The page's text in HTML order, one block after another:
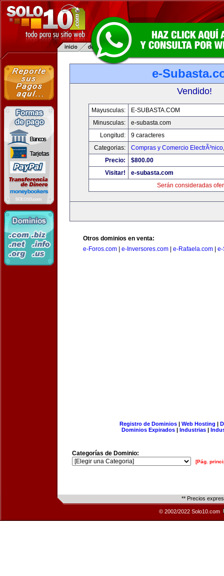
e-
Vendido!
Mayusculas:
E-SUBASTA.COM
Minusculas:
e-subasta.com
Longitud:
9 caracteres
Categorias:
Compras y Comercio ElectrÃ³nico
Precio:
$800.00
Visitar!
e-subasta.com
Serán consideradas
Otros dominios en venta:
e-Foros.com
e-Inversores.com e-Rafaela.com e-
Registro de Dominios| Web Hosting |
Dominios Expirados | Industrias |
Categorías de Dominio:
[Pág.
** Precios
© 2002/2022 Solo10.com